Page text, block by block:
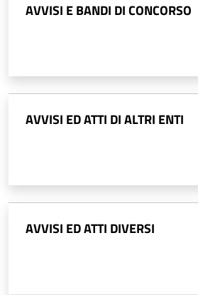
AVVISI E BANDI DI CONCORSO
AVVISI ED ATTI DI ALTRI ENTI
AVVISI ED ATTI DIVERSI